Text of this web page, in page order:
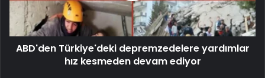
ABD'den Türkiye'deki depremzedelere yardımlar
hız kesmeden devam ediyor